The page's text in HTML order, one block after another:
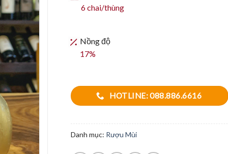
6 chai/thùng
Nồng độ
17%
HOTLINE: 088.886.6616
Danh mục: Rượu Mùi